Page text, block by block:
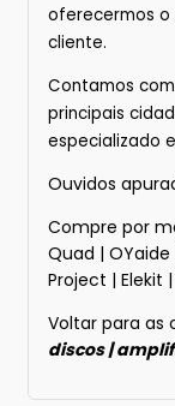
oferecermos o
cliente.
Contamos
principais
especializado
Ouvidos
Compre por
Quad | OYaide
Project | Elekit |
Voltar para as
discos|